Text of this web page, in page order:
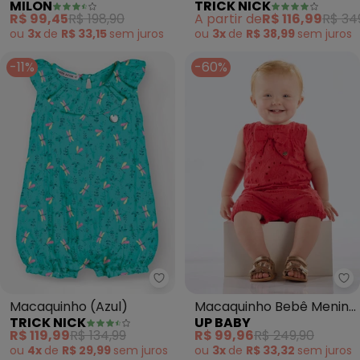
Menina em Cotton
(Preto)
MILON
R$ 99,45R$ 198,90
ou 3x de R$ 33,15 sem juros
TRICK NICK
A partir deR$ 116,99R$
ou 3x de R$ 38,99 sem juros
-11%
Trick Nick - Macaquinho (Azul)
Macaquinho (Azul)
TRICK NICK
R$ 119,99R$ 134,99
ou 4x de R$ 29,99 sem juros
-60%
Macaquinho Bebê Menina
em Laise (Vermelho)
UP BABY
R$ 99,96R$ 249,90
ou 3x de R$ 33,32 sem juros